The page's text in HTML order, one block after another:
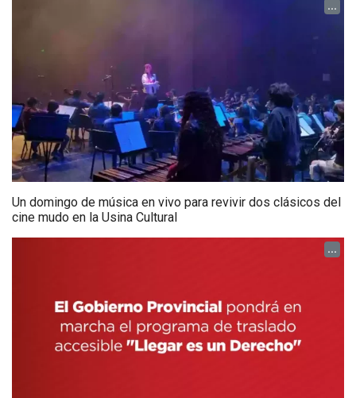
...
Un domingo de música en vivo para revivir dos clásicos del
cine mudo en la Usina Cultural
...